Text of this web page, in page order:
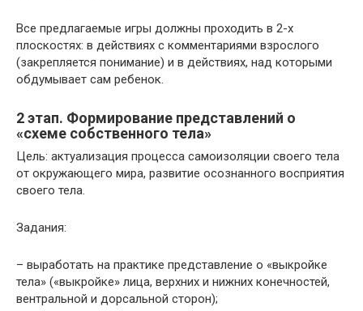
Все предлагаемые игры должны проходить в 2-х
плоскостях: в действиях с комментариями взрослого
(закрепляется понимание) и в действиях, над которыми
обдумывает сам ребенок.
2 этап. Формирование представлений о
«схеме собствен­ного тела»
Цель: актуализация процесса самоизоляции своего тела
от окружающего мира, развитие осознанного восприятия
своего тела.
Задания:
– выработать на практике представление о «выкройке
тела» («выкройке» лица, верхних и нижних конечностей,
вентральной и дорсальной сторон);